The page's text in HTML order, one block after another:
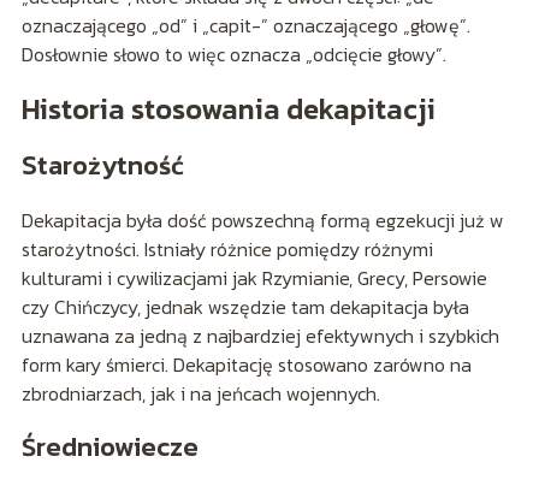
oznaczającego „od” i „capit-” oznaczającego „głowę”.
Dosłownie słowo to więc oznacza „odcięcie głowy”.
Historia stosowania dekapitacji
Starożytność
Dekapitacja była dość powszechną formą egzekucji już w
starożytności. Istniały różnice pomiędzy różnymi
kulturami i cywilizacjami jak Rzymianie, Grecy, Persowie
czy Chińczycy, jednak wszędzie tam dekapitacja była
uznawana za jedną z najbardziej efektywnych i szybkich
form kary śmierci. Dekapitację stosowano zarówno na
zbrodniarzach, jak i na jeńcach wojennych.
Średniowiecze